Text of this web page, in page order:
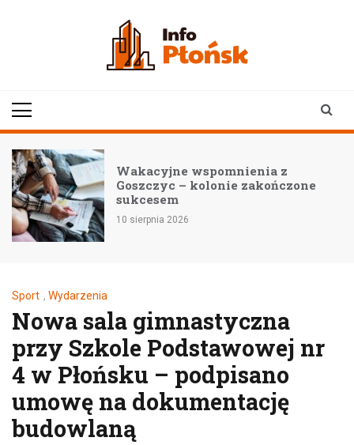
Wakacyjne wspomnienia z
Goszczyc – kolonie zakończone
sukcesem
10 sierpnia 2026
Sport , Wydarzenia
Nowa sala gimnastyczna
przy Szkole Podstawowej nr
4 w Płońsku – podpisano
umowę na dokumentację
budowlaną